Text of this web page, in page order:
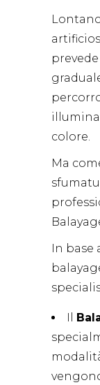
colore.
Ma
In base
Il